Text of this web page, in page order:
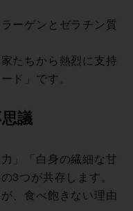
ーゲンとゼラチン質
たちから熱烈に支持
ド」です。
議
」「白身の繊細な甘
3つが共存します。
、食べ飽きない理由